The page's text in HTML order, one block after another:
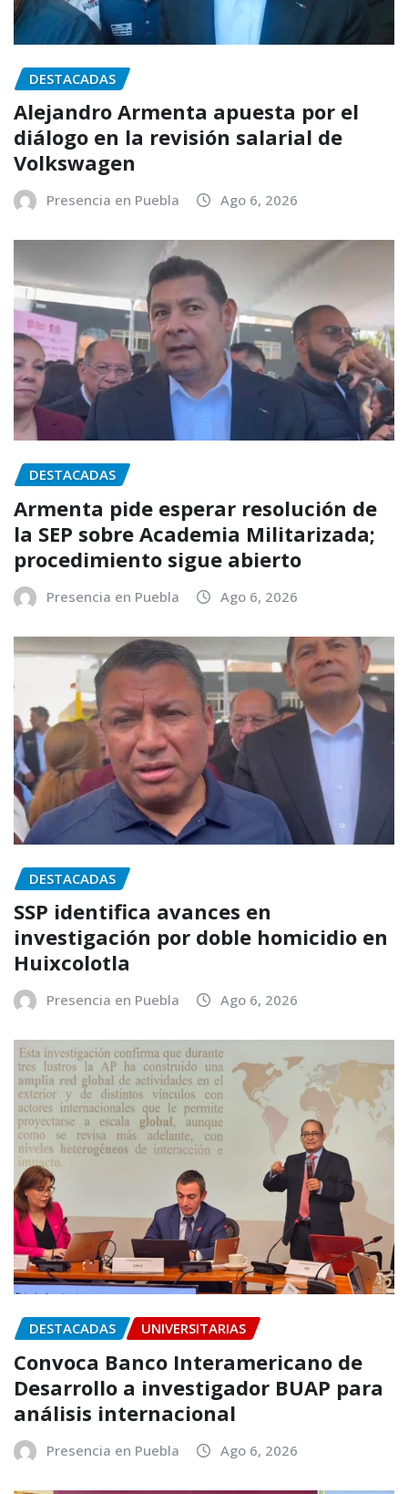
DESTACADAS
Alejandro Armenta apuesta por el
diálogo en la revisión salarial de
Volkswagen
Presencia en Puebla Ago 6, 2026
DESTACADAS
Armenta pide esperar resolución de
la SEP sobre Academia Militarizada;
procedimiento sigue abierto
Presencia en Puebla Ago 6, 2026
DESTACADAS
SSP identifica avances en
investigación por doble homicidio en
Huixcolotla
Presencia en Puebla Ago 6, 2026
DESTACADAS UNIVERSITARIAS
Convoca Banco Interamericano de
Desarrollo a investigador BUAP para
análisis internacional
Presencia en Puebla Ago 6, 2026